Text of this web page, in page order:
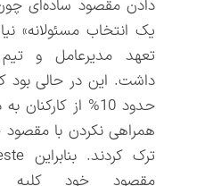
دادن مقصود ساده‌ای
یک انتخاب مسئولانه»
تعهد مدیرعامل و
داشت. این در حالی بود
حدود 10% از
همراهی نکردن با
مقصود خود کلیه